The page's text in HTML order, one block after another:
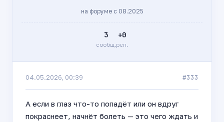
на форуме с 08.2025
3
сообщ.
+0
реп.
04.05.2026, 00:39 #333
А если в глаз что-то попадёт или он вдруг
покраснеет, начнёт болеть — это чего ждать и